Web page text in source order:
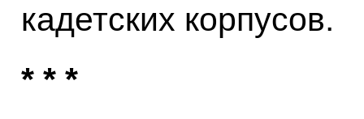
кадетских корпусов.
* * *